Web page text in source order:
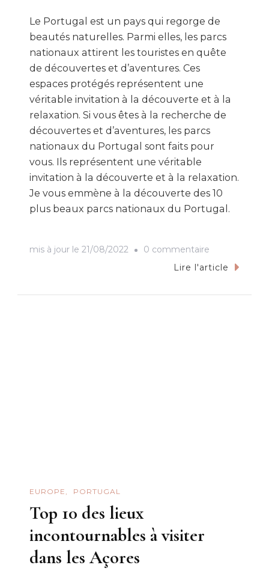
Le Portugal est un pays qui regorge de
beautés naturelles. Parmi elles, les parcs
nationaux attirent les touristes en quête
de découvertes et d’aventures. Ces
espaces protégés représentent une
véritable invitation à la découverte et à la
relaxation. Si vous êtes à la recherche de
découvertes et d’aventures, les parcs
nationaux du Portugal sont faits pour
vous. Ils représentent une véritable
invitation à la découverte et à la relaxation.
Je vous emmène à la découverte des 10
plus beaux parcs nationaux du Portugal.
mis à jour le 21/08/2022 0 commentaire
TOP
Lire l'article
EUROPE PORTUGAL
Top 10 des lieux
incontournables à visiter
dans les Açores